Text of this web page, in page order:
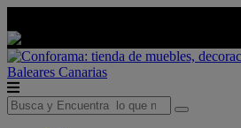
Baleares Canarias